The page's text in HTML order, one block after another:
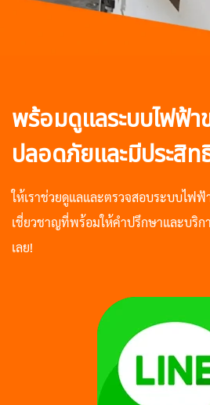
พร้อมดูแลระบบไฟฟ้
ปลอดภัยและมีประสิ
ให้เราช่วยดูแลและตรวจสอบระบบไฟ
เชี่ยวชาญที่พร้อมให้คำปรึกษาและบริก
เลย!